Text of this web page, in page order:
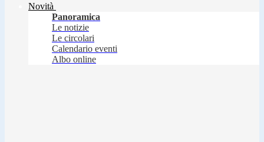
Novità
Panoramica
Le notizie
Le circolari
Calendario eventi
Albo online